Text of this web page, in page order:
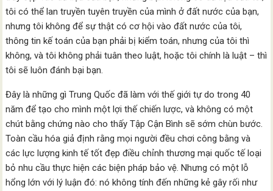
tôi có thể lan truyền tuyên truyền của mình ở đất nước của bạn,
nhưng tôi không để sự thật có cơ hội vào đất nước của tôi,
thông tin kế toán của bạn phải bị kiểm toán, nhưng của tôi thì
không, và tôi không phải tuân theo luật, hoặc tôi chính là luật – thì
tôi sẽ luôn đánh bại bạn.
Đây là những gì Trung Quốc đã làm với thế giới tự do trong 40
năm để tạo cho mình một lợi thế chiến lược, và không có một
chút bằng chứng nào cho thấy Tập Cận Bình sẽ sớm chùn bước.
Toàn cầu hóa giả định rằng mọi người đều chơi công bằng và
các lực lượng kinh tế tốt đẹp điều chỉnh thương mại quốc tế loại
bỏ nhu cầu thực hiện các biện pháp bảo vệ. Nhưng có một lỗ
hổng lớn với lý luận đó: nó không tính đến những kẻ gây rối như